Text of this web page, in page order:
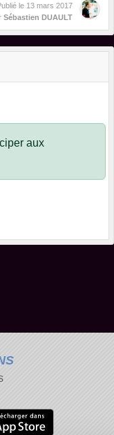
le 13 mars 2017
Sébastien DUAULT
aux